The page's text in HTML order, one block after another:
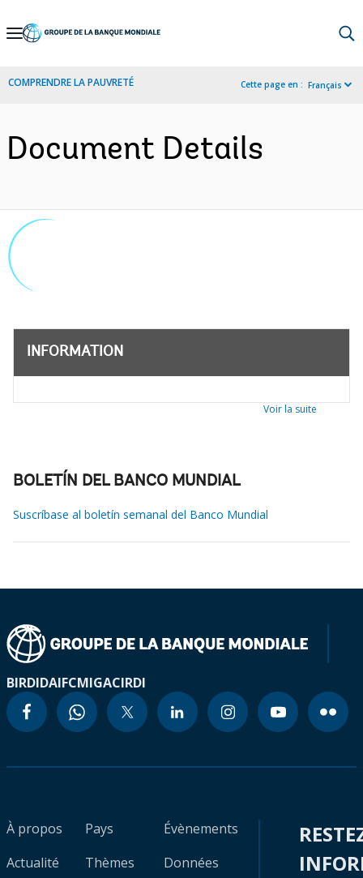
Skip
Navigation
COMPRENDRE LA PAUVRETÉ Cette page en : Français
Document Details
INFORMATION
Voir la suite
BOLETÍN DEL BANCO MUNDIAL
Suscríbase al boletín semanal del Banco Mundial
BIRDIDAIFCMIGACIRDI
À propos
Actualité
Pays
Thèmes
Évènements
Données